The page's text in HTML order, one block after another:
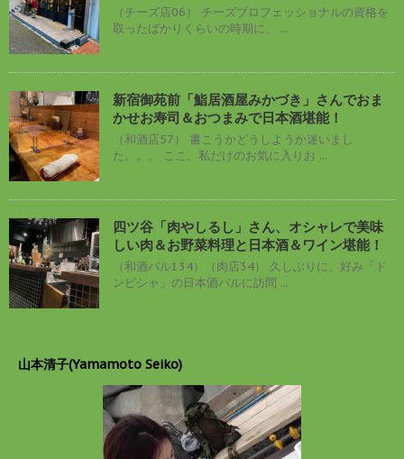
（チーズ店06） チーズプロフェッショナルの資格を
取ったばかりくらいの時期に、 ...
新宿御苑前「鮨居酒屋みかづき」さんでおま
かせお寿司＆おつまみで日本酒堪能！
（和酒店57） 書こうかどうしようか迷いまし
た。。。 ここ、私だけのお気に入りお ...
四ツ谷「肉やしるし」さん、オシャレで美味
しい肉＆お野菜料理と日本酒＆ワイン堪能！
（和酒バル134）（肉店34） 久しぶりに、好み「ド
ンピシャ」の日本酒バルに訪問 ...
山本清子(Yamamoto Seiko)